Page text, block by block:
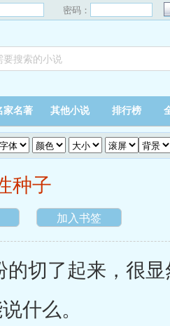
密码：
家名著 其他小说 排行榜
种子
加入书签
切了起来，很显
什么。